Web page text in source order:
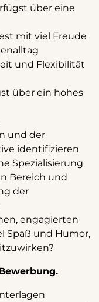
über eine
mit viel Freude
und Flexibilität
über ein hohes
und der
identifizieren
Spezialisierung
Bereich und
der
engagierten
Spaß und Humor,